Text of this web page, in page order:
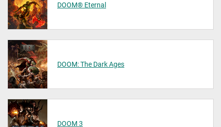
DOOM® Eternal
DOOM: The Dark Ages
DOOM 3